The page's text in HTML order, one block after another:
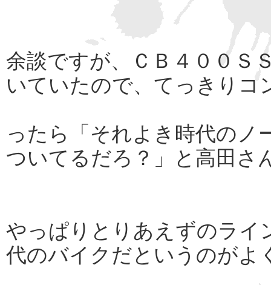
余談ですが、ＣＢ４００Ｓ
いていたので、てっきりコ
ったら「それよき時代のノ
ついてるだろ？」と高田さ
やっぱりとりあえずのライ
代のバイクだというのがよ